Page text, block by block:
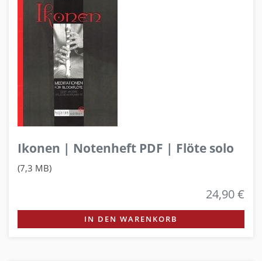
Ikonen | Notenheft PDF | Flöte solo
(7,3 MB)
24,90 €
IN DEN WARENKORB